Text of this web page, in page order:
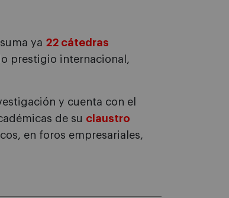
ya 22 cátedras
prestigio internacional,
y cuenta con el
de su claustro
en foros empresariales,